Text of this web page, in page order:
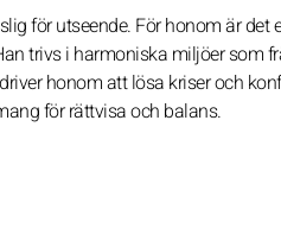
för utseende. För honom är det
trivs i harmoniska miljöer som
honom att lösa kriser och
för rättvisa och balans.